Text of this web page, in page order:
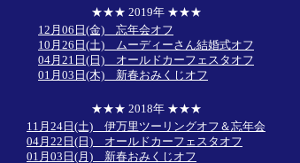
★★★ 2019年 ★★★
12月06日(金) 忘年会オフ
10月26日(土) ムーディーさん結婚式オフ
04月21日(日) オールドカーフェスタオフ
01月03日(木) 新春おみくじオフ
★★★ 2018年 ★★★
11月24日(土) 伊万里ツーリングオフ＆忘年会
04月22日(日) オールドカーフェスタオフ
01月03日(月) 新春おみくじオフ